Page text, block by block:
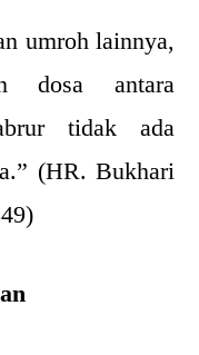
umroh lainnya,
dosa antara
tidak ada
(HR. Bukhari